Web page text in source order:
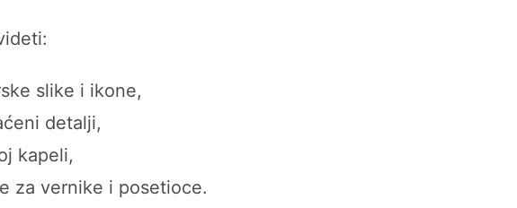
slike i ikone,
detalji,
kapeli,
za vernike i posetioce.